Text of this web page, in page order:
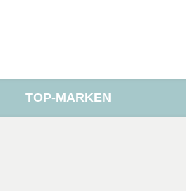
TOP-MARKEN